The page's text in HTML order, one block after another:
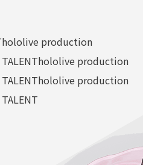
hololive production
hololive production
hololive production